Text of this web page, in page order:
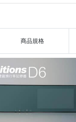
商品規格